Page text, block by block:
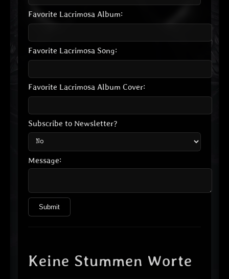
Favorite Lacrimosa Album:
Favorite Lacrimosa Song:
Favorite Lacrimosa Album Cover:
Subscribe to Newsletter?
Message:
Submit
Keine Stummen Worte